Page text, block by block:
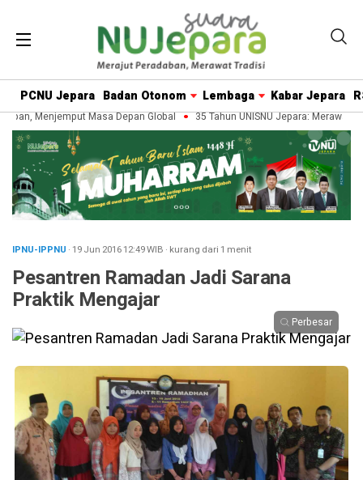
PCNU Jepara Badan Otonom Lembaga Kabar Jepara
Menjemput Masa Depan Global 35 Tahun UNISNU Jepara: Merawat
IPNU-IPPNU · 19 Jun 201612:49WIB · kurang dari 1 menit
Pesantren Ramadan Jadi Sarana
Praktik Mengajar
Perbesar